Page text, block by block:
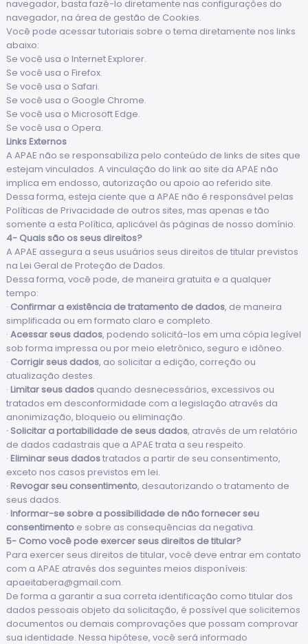
navegador, basta fazê-lo diretamente nas configurações do
navegador, na área de gestão de Cookies.
Você pode acessar tutoriais sobre o tema diretamente nos links
abaixo:
Se você usa o Internet Explorer.
Se você usa o Firefox.
Se você usa o Safari.
Se você usa o Google Chrome.
Se você usa o Microsoft Edge.
Se você usa o Opera.
Links Externos
A APAE não se responsabiliza pelo conteúdo de links de sites que
estejam vinculados. A vinculação do link ao site da APAE não
implica em endosso, autorização ou apoio ao referido site.
Dessa forma, esteja ciente que a APAE não é responsável pelas
Políticas de Privacidade de outros sites, mas apenas e tão
somente a esta Política, aplicável às páginas de nosso domínio.
4- Quais são os seus direitos?
A APAE assegura a seus usuários seus direitos de titular previstos
na Lei Geral de Proteção de Dados.
Dessa forma, você pode, de maneira gratuita e a qualquer
tempo:
· Confirmar a existência de tratamento de dados, de maneira
simplificada ou em formato claro e completo.
· Acessar seus dados, podendo solicitá-los em uma cópia legível
sob forma impressa ou por meio eletrônico, seguro e idôneo.
· Corrigir seus dados, ao solicitar a edição, correção ou
atualização destes.
· Limitar seus dados quando desnecessários, excessivos ou
tratados em desconformidade com a legislação através da
anonimização, bloqueio ou eliminação.
· Solicitar a portabilidade de seus dados, através de um relatório
de dados cadastrais que a APAE trata a seu respeito.
· Eliminar seus dadostratados a partir de seu consentimento,
exceto nos casos previstos em lei.
· Revogar seu consentimento, desautorizando o tratamento de
seus dados.
· Informar-se sobre a possibilidade de não fornecer seu
consentimentoe sobre as consequências da negativa.
5- Como você pode exercer seus direitos de titular?
Para exercer seus direitos de titular, você deve entrar em contato
com a APAE através dos seguintes meios disponíveis:
apaeitabera@gmail.com.
De forma a garantir a sua correta identificação como titular dos
dados pessoais objeto da solicitação, é possível que solicitemos
documentos ou demais comprovações que possam comprovar
sua identidade. Nessa hipótese, você será informado